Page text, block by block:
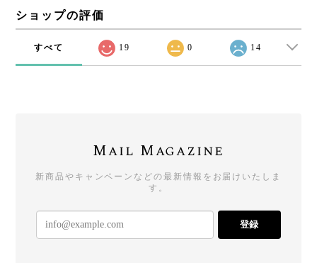
ショップの評価
すべて 19 0 14
Mail Magazine
新商品やキャンペーンなどの最新情報をお届けいたしま
す。
登録